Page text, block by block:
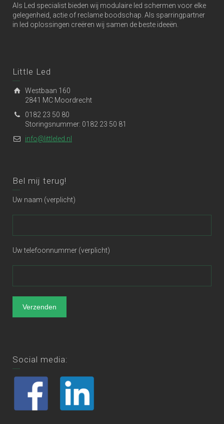
Als Led specialist bieden wij modulaire led schermen voor elke
gelegenheid, actie of reclame boodschap. Als sparringpartner
in led oplossingen creëren wij samen de beste ideeën.
Little Led
Westbaan 160
2841 MC Moordrecht
0182 23 50 80
Storingsnummer: 0182 23 50 81
info@littleled.nl
Bel mij terug!
Uw naam (verplicht)
Uw telefoonnummer (verplicht)
Social media: